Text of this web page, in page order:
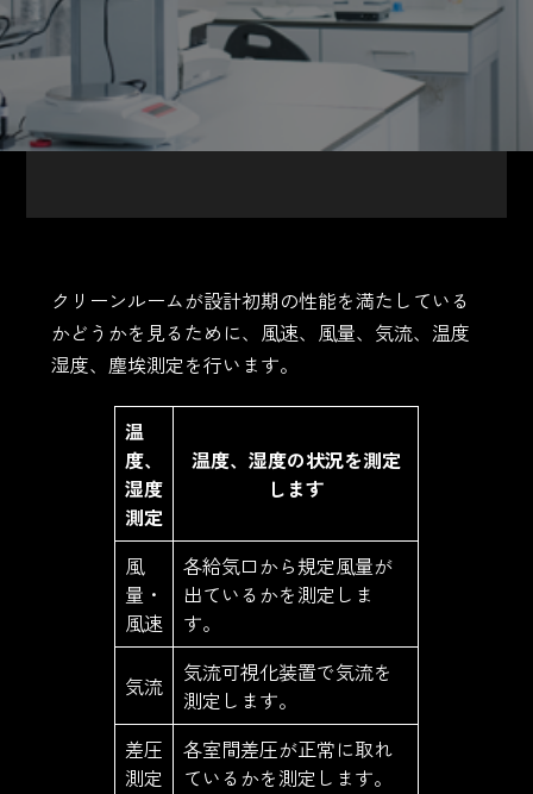
クリーンルームが設計初期の性能を満たしている
かどうかを見るために、風速、風量、気流、温度
湿度、塵埃測定を行います。
温
度、
湿度
測定
温度、湿度の状況を測定
します
風
量・
風速
各給気口から規定風量が
出ているかを測定しま
す。
気流
気流可視化装置で気流を
測定します。
差圧
測定
各室間差圧が正常に取れ
ているかを測定します。